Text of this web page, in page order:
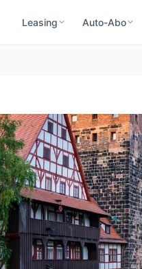
Leasing Auto-Abo